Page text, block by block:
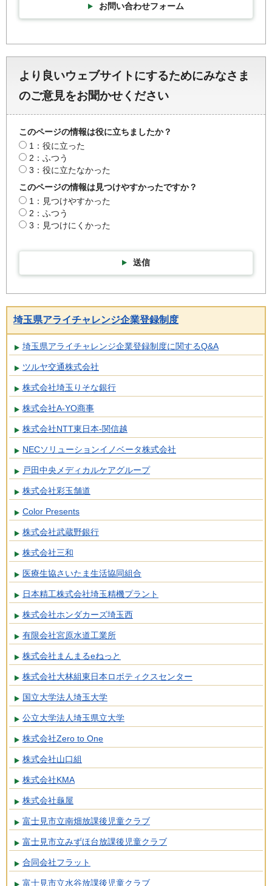
お問い合わせフォーム
より良いウェブサイトにするためにみなさま
のご意見をお聞かせください
このページの情報は役に立ちましたか？
1：役に立った
2：ふつう
3：役に立たなかった
このページの情報は見つけやすかったですか？
1：見つけやすかった
2：ふつう
3：見つけにくかった
送信
埼玉県アライチャレンジ企業登録制度
埼玉県アライチャレンジ企業登録制度に関するQ&A
ツルヤ交通株式会社
株式会社埼玉りそな銀行
株式会社A-YO商事
株式会社NTT東日本-関信越
NECソリューションイノベータ株式会社
戸田中央メディカルケアグループ
株式会社彩玉舗道
Color Presents
株式会社武蔵野銀行
株式会社三和
医療生協さいたま生活協同組合
日本精工株式会社埼玉精機プラント
株式会社ホンダカーズ埼玉西
有限会社宮原水道工業所
株式会社まんまるeねっと
株式会社大林組東日本ロボティクスセンター
国立大学法人埼玉大学
公立大学法人埼玉県立大学
株式会社Zero to One
株式会社山口組
株式会社KMA
株式会社龜屋
富士見市立南畑放課後児童クラブ
富士見市立みずほ台放課後児童クラブ
合同会社フラット
富士見市立水谷放課後児童クラブ